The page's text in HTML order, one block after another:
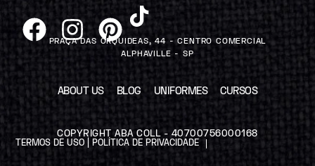
PRAÇA DAS ORQUIDEAS, 44 - CENTRO COMERCIAL
ALPHAVILLE - SP
ABOUT US BLOG UNIFORMES CURSOS
COPYRIGHT ABA COLL - 40700756000168
TERMOS DE USO | POLÍTICA DE PRIVACIDADE